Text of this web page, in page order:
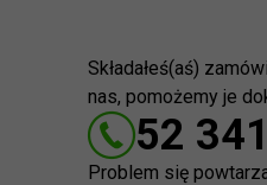
Składałeś(aś)
nas, pomożemy je
52
Problem się